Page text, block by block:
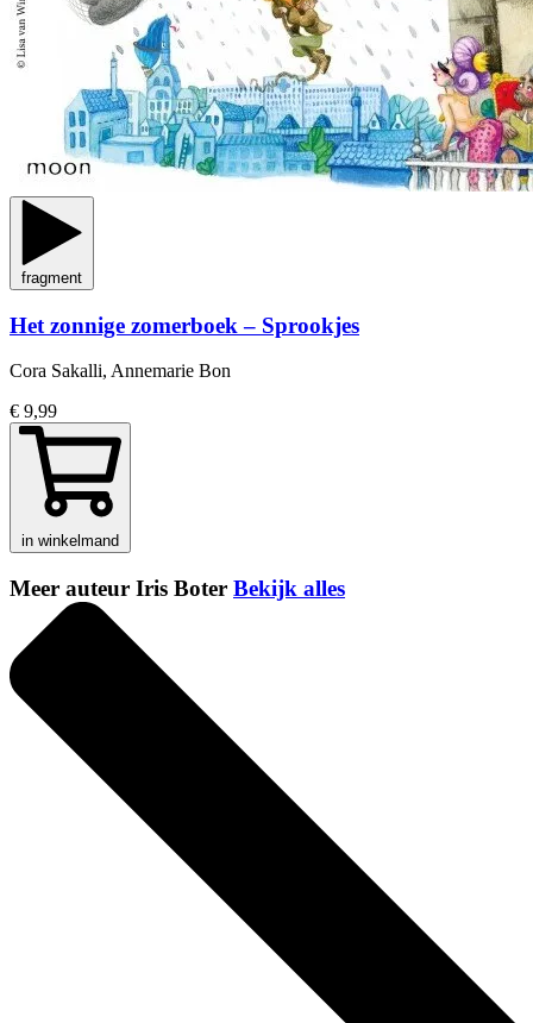
fragment
Het zonnige zomerboek – Sprookjes
Cora Sakalli, Annemarie Bon
€ 9,99
in winkelmand
Meer auteur Iris Boter Bekijk alles